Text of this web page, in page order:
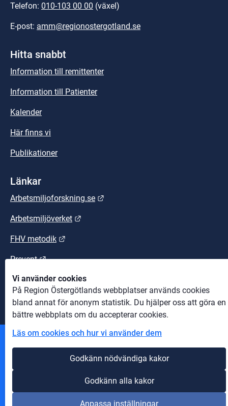
Vi använder cookies
På Region Östergötlands webbplatser används cookies
bland annat för anonym statistik. Du hjälper oss att göra en
bättre webbplats om du accepterar cookies.
Läs om cookies och hur vi använder dem
Godkänn nödvändiga kakor
Godkänn alla kakor
Anpassa inställningar
Telefon: 010-103 00 00 (växel)
E-post: amm@regionostergotland.se
Hitta snabbt
Information till remittenter
Information till Patienter
Kalender
Här finns vi
Publikationer
Länkar
Arbetsmiljoforskning.se
Arbetsmiljöverket
FHV metodik
Prevent Länk till annan webbplats.
Suntarbetsliv Länk till annan webbplats.
Andra webbplatser
Information om cookies
Om webbplatsen